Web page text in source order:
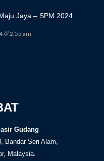
Jaya – SPM 2024
2:55 am
Gudang
Bandar Seri Alam,
Malaysia.